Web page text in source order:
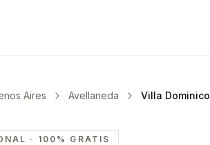
Aires Avellaneda Villa Dominico
· 100% GRATIS